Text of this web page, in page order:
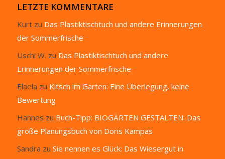
LETZTE KOMMENTARE
Kurtzu Das Plastiktischtuch und andere Erinnerungen
der Sommerfrische
Uschi W. zu Das Plastiktischtuch und andere
Erinnerungen der Sommerfrische
Elaela zu Kitsch im Garten: Eine Überlegung, keine
Bewertung
Hannes zu Buch-Tipp: BIOGÄRTEN GESTALTEN: Das
große Planungsbuch von Doris Kampas
Sandra zu Sie nennen es Glück: Das Wiesergut in